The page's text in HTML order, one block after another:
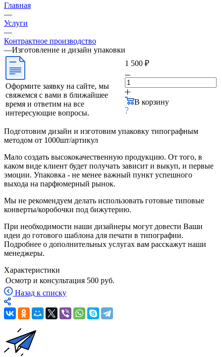
Главная
—
Услуги
—
Контрактное производство
—Изготовление и дизайн упаковки
Оформите заявку на сайте, мы
свяжемся с вами в ближайшее
время и ответим на все
интересующие вопросы.
1 500 ₽
В корзину
Подготовим дизайн и изготовим упаковку типографным
методом от 1000шт/артикул
Мало создать высококачественную продукцию. От того, в
каком виде клиент будет получать зависит и выкуп, и первые
эмоции. Упаковка - не менее важный пункт успешного
выхода на парфюмерный рынок.
Мы не рекомендуем делать использовать готовые типовые
конверты/коробочки под бижутерию.
При необходимости наши дизайнеры могут довести Ваши
идеи до готового шаблона для печати в типографии.
Подробнее о дополнительных услугах вам расскажут наши
менеджеры.
Характеристики
Осмотр и консультация 500 руб.
Назад к списку